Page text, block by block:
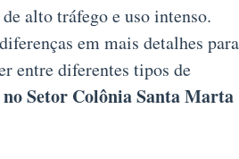
alto tráfego e uso intenso.
em mais detalhes para
entre diferentes tipos de
Setor Colônia Santa Marta